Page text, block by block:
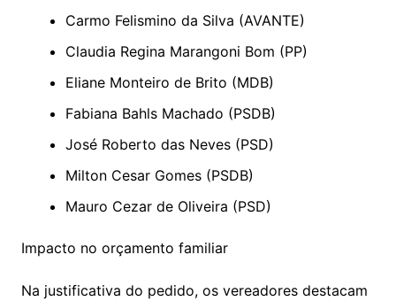
Carmo Felismino da Silva (AVANTE)
Claudia Regina Marangoni Bom (PP)
Eliane Monteiro de Brito (MDB)
Fabiana Bahls Machado (PSDB)
José Roberto das Neves (PSD)
Milton Cesar Gomes (PSDB)
Mauro Cezar de Oliveira (PSD)
Impacto no orçamento familiar
Na justificativa do pedido, os vereadores destacam